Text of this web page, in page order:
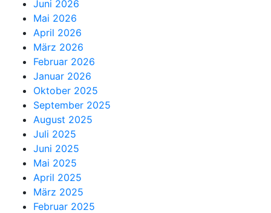
Juni 2026
Mai 2026
April 2026
März 2026
Februar 2026
Januar 2026
Oktober 2025
September 2025
August 2025
Juli 2025
Juni 2025
Mai 2025
April 2025
März 2025
Februar 2025